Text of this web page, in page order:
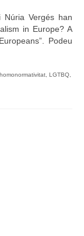
Vergés han
in Europe? A
Podeu
homonormativitat LGTBQ